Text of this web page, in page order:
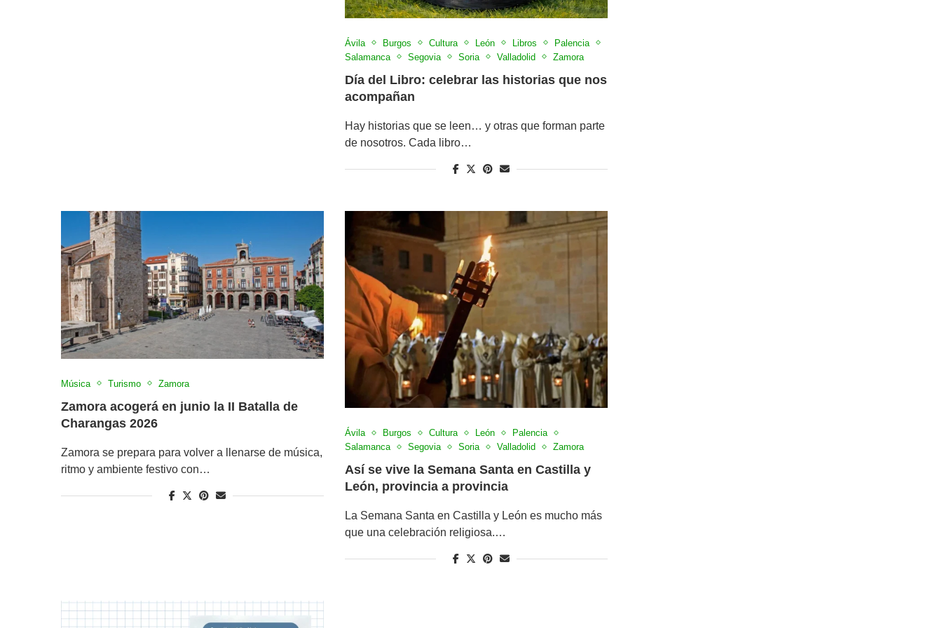
Ávila Burgos Cultura León Libros
Palencia
Salamanca
Segovia Soria Valladolid Zamora
Día del Libro: celebrar las historias que nos
acompañan
Hay historias que se leen… y otras que forman parte
de nosotros. Cada libro…
Música Turismo Zamora
Zamora acogerá en junio la II Batalla de
Charangas 2026
Zamora se prepara para volver a llenarse de música,
ritmo y ambiente festivo con…
Ávila Burgos Cultura León
Palencia
Salamanca
Segovia Soria Valladolid Zamora
Así se vive la Semana Santa en Castilla y
León, provincia a provincia
La Semana Santa en Castilla y León es mucho más
que una celebración religiosa.…